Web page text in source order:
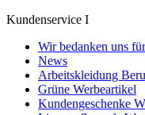
Kundenservice I
Wir bedanken uns
News
Arbeitskleidung
Grüne Werbeartikel
Kundengeschenke